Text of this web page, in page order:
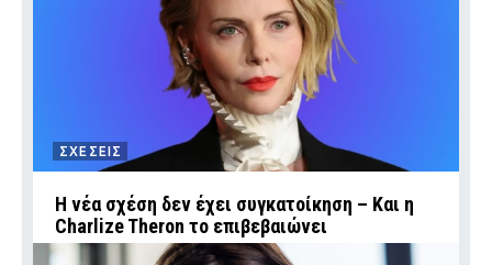
ΣΧΕΣΕΙΣ
Η νέα σχέση δεν έχει συγκατοίκηση – Και η
Charlize Theron το επιβεβαιώνει